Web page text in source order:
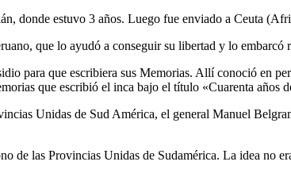
donde estuvo 3 años. Luego fue enviado a Ceuta
que lo ayudó a conseguir su libertad y lo embarcó
para que escribiera sus Memorias. Allí conoció en
que escribió el inca bajo el título «Cuarenta años
Unidas de Sud América, el general Manuel
de las Provincias Unidas de Sudamérica. La idea no